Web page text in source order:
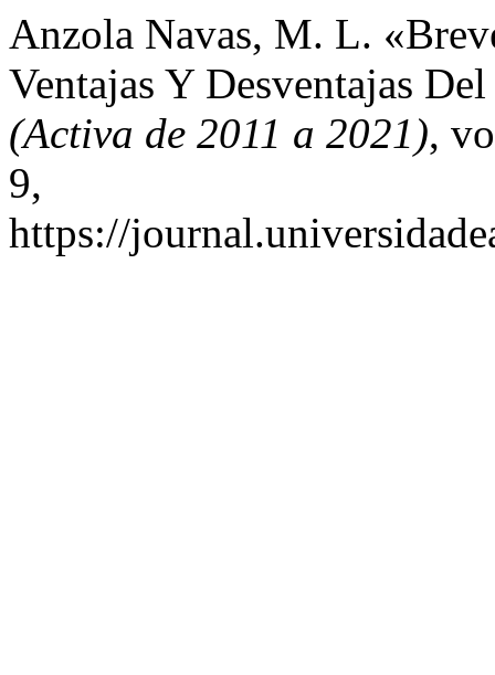
Anzola Navas, M. L.
Ventajas Y Desventajas
(Activa de 2011 a 2021),
9,
https://